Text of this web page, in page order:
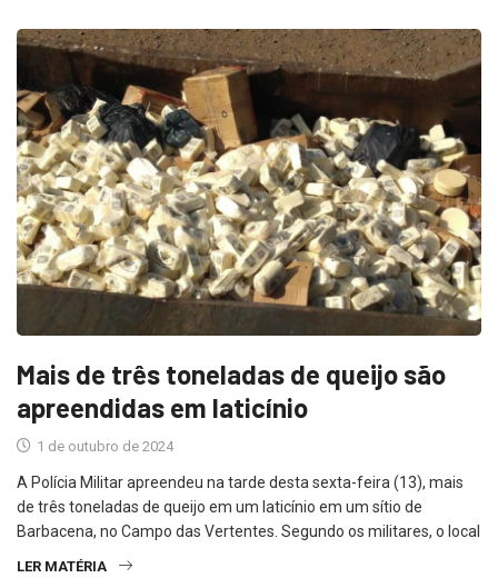
Mais de três toneladas de queijo são
apreendidas em laticínio
1 de outubro de 2024
A Polícia Militar apreendeu na tarde desta sexta-feira (13), mais
de três toneladas de queijo em um laticínio em um sítio de
Barbacena, no Campo das Vertentes. Segundo os militares, o local
LER MATÉRIA